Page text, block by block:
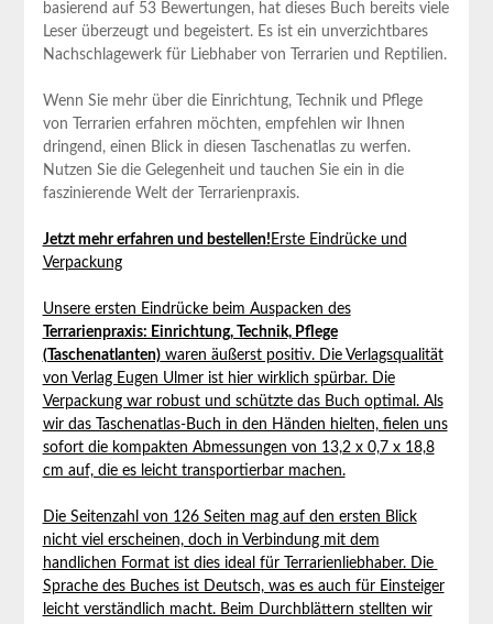
basierend auf 53 ​Bewertungen, hat dieses ‍Buch bereits viele
Leser überzeugt und begeistert. ⁢Es ist ein unverzichtbares
Nachschlagewerk für Liebhaber von Terrarien und Reptilien.
Wenn​ Sie mehr⁢ über die Einrichtung, Technik und Pflege
von ⁤Terrarien erfahren ⁢möchten, empfehlen ‍wir Ihnen⁢
dringend, einen​ Blick‌ in diesen Taschenatlas ‍zu werfen.
Nutzen Sie die Gelegenheit und tauchen ⁣Sie ein ‍in die
faszinierende ​Welt der Terrarienpraxis.
Jetzt mehr erfahren ⁣und bestellen! Erste Eindrücke und
Verpackung
Unsere ersten Eindrücke ⁢beim Auspacken des‌
Terrarienpraxis: Einrichtung, Technik, Pflege
(Taschenatlanten)waren⁤ äußerst positiv. Die Verlagsqualität
von Verlag Eugen Ulmer ⁣ist hier wirklich spürbar. Die⁤
Verpackung war robust und schützte das Buch optimal. Als
⁣wir das Taschenatlas-Buch in⁣ den Händen hielten, fielen uns
sofort die kompakten Abmessungen von 13,2 x 0,7 x ‌18,8
cm auf, die es ‍leicht transportierbar machen.
Die ⁢Seitenzahl von 126 Seiten‌ mag auf den ersten⁣ Blick
nicht viel erscheinen, doch in Verbindung mit dem
handlichen Format ⁢ist dies ideal für Terrarienliebhaber. Die ​
Sprache des Buches ist Deutsch, was es auch für Einsteiger
leicht verständlich macht. Beim ⁣Durchblättern ‌stellten​ wir